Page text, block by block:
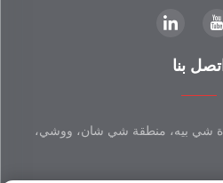
بنا
شي بيه، منطقة شي شان، ووشي،